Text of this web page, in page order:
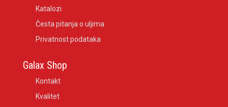
Katalozi
Česta pitanja o uljima
Privatnost podataka
Galax Shop
Kontakt
Kvalitet